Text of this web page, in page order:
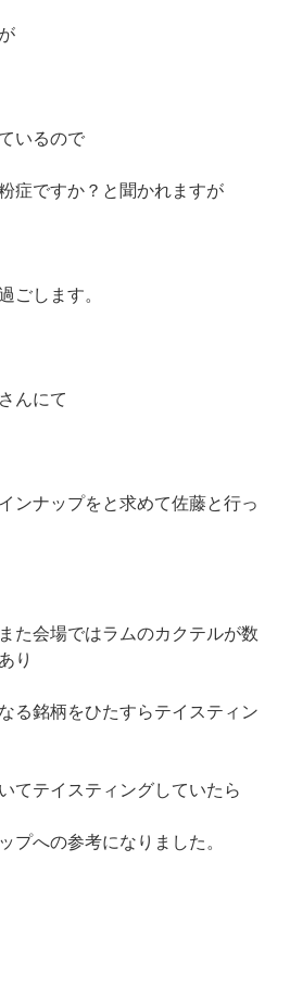
いるので
症ですか？と聞かれますが
ごします。
んにて
ンナップをと求めて佐藤と行っ
た会場ではラムのカクテルが数
り
る銘柄をひたすらテイスティン
てテイスティングしていたら
プへの参考になりました。